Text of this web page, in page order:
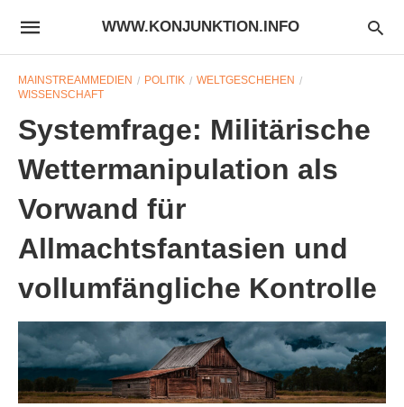
WWW.KONJUNKTION.INFO
MAINSTREAMMEDIEN POLITIK
WELTGESCHEHEN
WISSENSCHAFT
Systemfrage: Militärische
Wettermanipulation als
Vorwand für
Allmachtsfantasien und
vollumfängliche Kontrolle